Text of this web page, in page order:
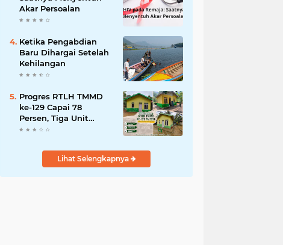
Akar Persoalan
Ketika Pengabdian
Baru Dihargai Setelah
Kehilangan
Progres RTLH TMMD
ke-129 Capai 78
Persen, Tiga Unit
Rumah Bantuan Mulai
Lihat Selengkapnya